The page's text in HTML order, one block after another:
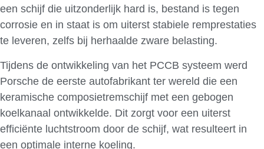
een schijf die uitzonderlijk hard is, bestand is tegen
corrosie en in staat is om uiterst stabiele remprestaties
te leveren, zelfs bij herhaalde zware belasting.
Tijdens de ontwikkeling van het PCCB systeem werd
Porsche de eerste autofabrikant ter wereld die een
keramische composietremschijf met een gebogen
koelkanaal ontwikkelde. Dit zorgt voor een uiterst
efficiënte luchtstroom door de schijf, wat resulteert in
een optimale interne koeling.